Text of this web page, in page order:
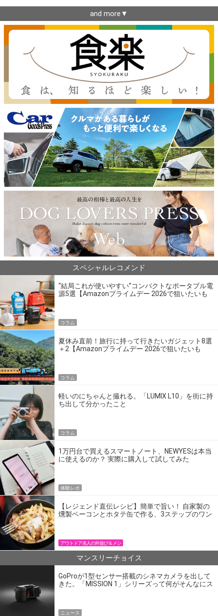
and more▼
スペシャルレコメンド
“結局これが使いやすい”コンパクトなポータブル電
源5選【Amazonプライムデー 2026で狙いたいも
コラム
夏休み直前！旅行に持って行きたいガジェット8選
＋2【Amazonプライムデー 2026で狙いたいも
コラム
軽いのにちゃんと撮れる。「LUMIX L10」を街に持
ち出して分かったこと
コラム
1万円台で買えるスマートノート、NEWYESは本当
に使えるのか？ 実際に購入して試してみた
体験レポ
【レジェンド直伝レシピ】簡単で旨い！ 自家製の
燻製ベーコンとホタテ缶で作る、3ステップのワン
アウトドア名人の外遊び＆メシ
マンスリーチョイス
GoProが1型センサー搭載のシネマカメラを出して
きた。「MISSION 1」シリーズって何がそんなにス
ニュース